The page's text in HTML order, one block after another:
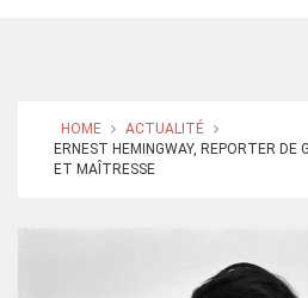
HOME
ACTUALITÉ
ERNEST HEMINGWAY, REPORTER DE
ET MAÎTRESSE